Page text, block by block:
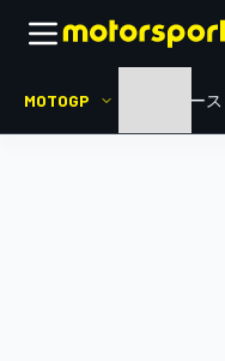
MOTOGP ニュース